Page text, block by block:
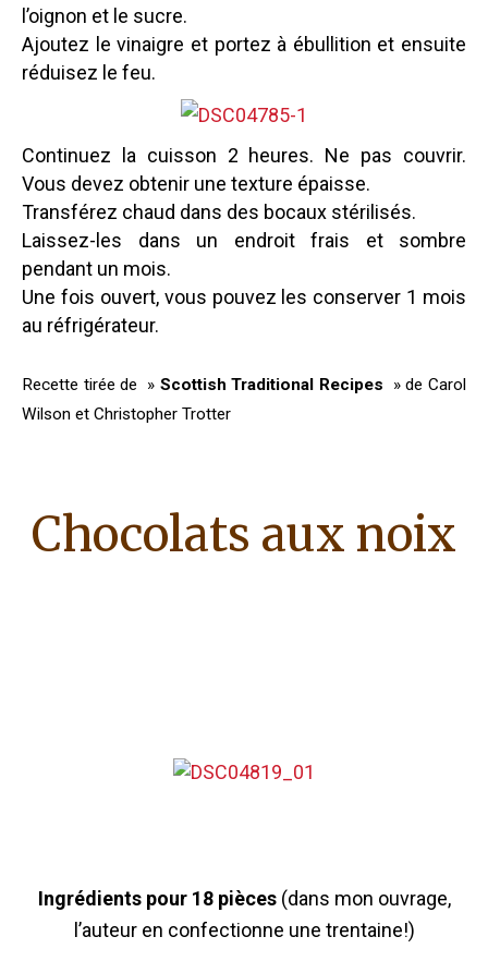
l’oignon et le sucre.
Ajoutez le vinaigre et portez à ébullition et ensuite
réduisez le feu.
Continuez la cuisson 2 heures. Ne pas couvrir.
Vous devez obtenir une texture épaisse.
Transférez chaud dans des bocaux stérilisés.
Laissez-les dans un endroit frais et sombre
pendant un mois.
Une fois ouvert, vous pouvez les conserver 1 mois
au réfrigérateur.
Recette tirée de » Scottish Traditional Recipes » de Carol
Wilson et Christopher Trotter
Chocolats aux noix
Ingrédients pour 18 pièces(dans mon ouvrage,
l’auteur en confectionne une trentaine!)